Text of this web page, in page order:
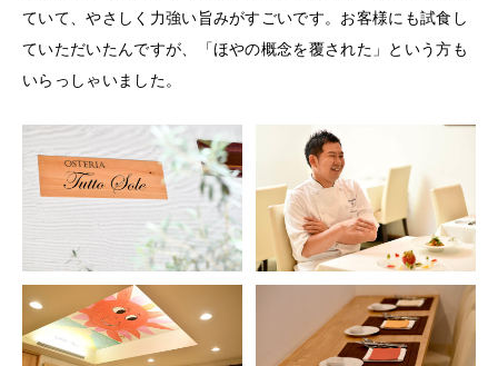
ていて、やさしく力強い旨みがすごいです。お客様にも試食し
ていただいたんですが、「ほやの概念を覆された」という方も
いらっしゃいました。